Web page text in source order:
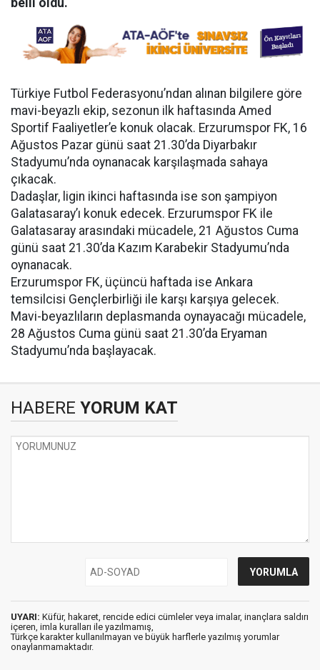
belli oldu.
Türkiye Futbol Federasyonu’ndan alınan bilgilere göre
mavi-beyazlı ekip, sezonun ilk haftasında Amed
Sportif Faaliyetler’e konuk olacak. Erzurumspor FK, 16
Ağustos Pazar günü saat 21.30’da Diyarbakır
Stadyumu’nda oynanacak karşılaşmada sahaya
çıkacak.
Dadaşlar, ligin ikinci haftasında ise son şampiyon
Galatasaray’ı konuk edecek. Erzurumspor FK ile
Galatasaray arasındaki mücadele, 21 Ağustos Cuma
günü saat 21.30’da Kazım Karabekir Stadyumu’nda
oynanacak.
Erzurumspor FK, üçüncü haftada ise Ankara
temsilcisi Gençlerbirliği ile karşı karşıya gelecek.
Mavi-beyazlıların deplasmanda oynayacağı mücadele,
28 Ağustos Cuma günü saat 21.30’da Eryaman
Stadyumu’nda başlayacak.
HABERE YORUM KAT
UYARI: Küfür, hakaret, rencide edici cümleler veya imalar, inançlara saldırı
içeren, imla kuralları ile yazılmamış,
Türkçe karakter kullanılmayan ve büyük harflerle yazılmış yorumlar
onaylanmamaktadır.